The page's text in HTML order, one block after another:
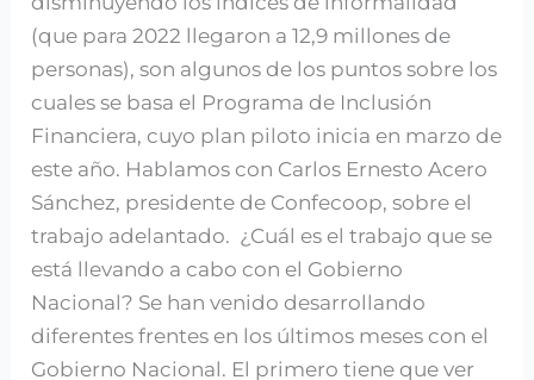
(que para 2022 llegaron a 12,9 millones de
personas), son algunos de los puntos sobre los
cuales se basa el Programa de Inclusión
Financiera, cuyo plan piloto inicia en marzo de
este año. Hablamos con Carlos Ernesto Acero
Sánchez, presidente de Confecoop, sobre el
trabajo adelantado. ¿Cuál es el trabajo que se
está llevando a cabo con el Gobierno
Nacional? Se han venido desarrollando
diferentes frentes en los últimos meses con el
Gobierno Nacional. El primero tiene que ver